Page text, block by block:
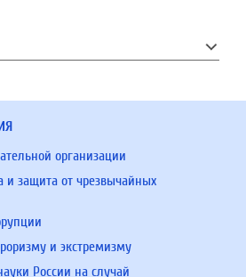
организации
и защита от чрезвычайных
и экстремизму
России на случай